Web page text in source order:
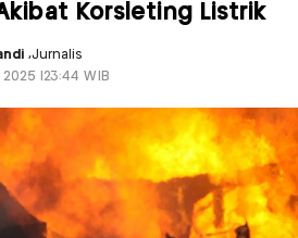
Korsleting Listrik
,Jurnalis
|23:44 WIB